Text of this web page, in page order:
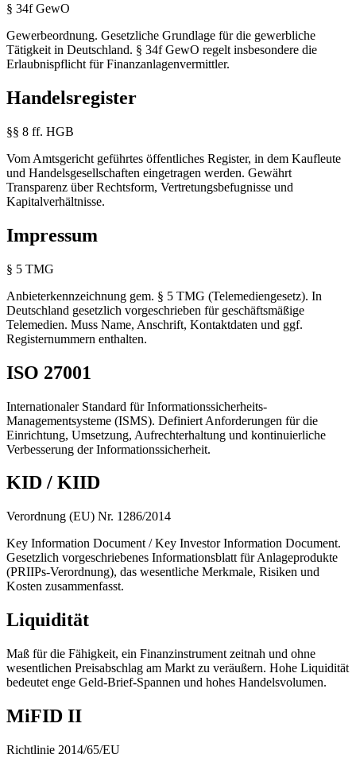
§ 34f GewO
Gewerbeordnung. Gesetzliche Grundlage für die gewerbliche
Tätigkeit in Deutschland. § 34f GewO regelt insbesondere die
Erlaubnispflicht für Finanzanlagenvermittler.
Handelsregister
§§ 8 ff. HGB
Vom Amtsgericht geführtes öffentliches Register, in dem Kaufleute
und Handelsgesellschaften eingetragen werden. Gewährt
Transparenz über Rechtsform, Vertretungsbefugnisse und
Kapitalverhältnisse.
Impressum
§ 5 TMG
Anbieterkennzeichnung gem. § 5 TMG (Telemediengesetz). In
Deutschland gesetzlich vorgeschrieben für geschäftsmäßige
Telemedien. Muss Name, Anschrift, Kontaktdaten und ggf.
Registernummern enthalten.
ISO 27001
Internationaler Standard für Informationssicherheits-
Managementsysteme (ISMS). Definiert Anforderungen für die
Einrichtung, Umsetzung, Aufrechterhaltung und kontinuierliche
Verbesserung der Informationssicherheit.
KID / KIID
Verordnung (EU) Nr. 1286/2014
Key Information Document / Key Investor Information Document.
Gesetzlich vorgeschriebenes Informationsblatt für Anlageprodukte
(PRIIPs-Verordnung), das wesentliche Merkmale, Risiken und
Kosten zusammenfasst.
Liquidität
Maß für die Fähigkeit, ein Finanzinstrument zeitnah und ohne
wesentlichen Preisabschlag am Markt zu veräußern. Hohe Liquidität
bedeutet enge Geld-Brief-Spannen und hohes Handelsvolumen.
MiFID II
Richtlinie 2014/65/EU